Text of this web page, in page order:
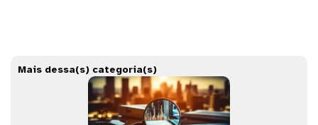
Mais dessa(s) categoria(s)